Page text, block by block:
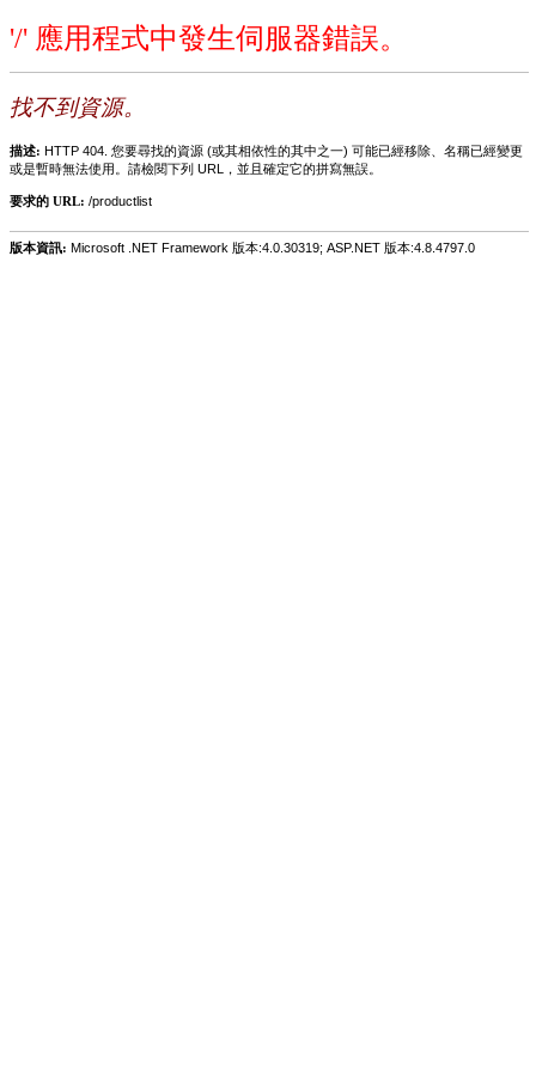
'/' 應用程式中發生伺服器錯誤。
找不到資源。
描述: HTTP 404. 您要尋找的資源 (或其相依性的其中之一) 可能已經移除、名稱已經變更
或是暫時無法使用。請檢閱下列 URL，並且確定它的拼寫無誤。
要求的 URL: /productlist
版本資訊: Microsoft .NET Framework 版本:4.0.30319; ASP.NET 版本:4.8.4797.0